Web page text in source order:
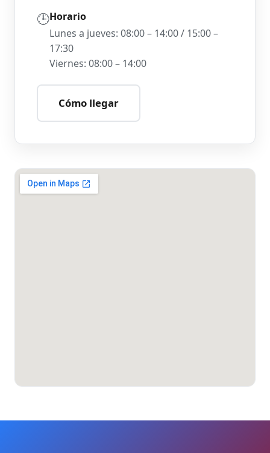
🕒Horario
Lunes a jueves: 08:00 – 14:00 / 15:00 –
17:30
Viernes: 08:00 – 14:00
Cómo llegar